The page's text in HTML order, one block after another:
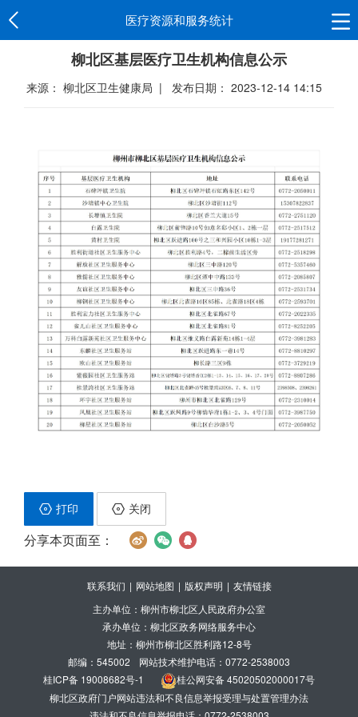
医疗资源和服务统计
柳北区基层医疗卫生机构信息公示
来源： 柳北区卫生健康局 | 发布日期： 2023-12-14 14:15
打印 关闭
分享本页面至：
联系我们 | 网站地图 | 版权声明 | 友情链接
主办单位：柳州市柳北区人民政府办公室
承办单位：柳北区政务网络服务中心
地址：柳州市柳北区胜利路12-8号
邮编：545002
网站技术维护电话：0772-2538003
桂ICP备 19008682号-1
桂公网安备 45020502000017号
柳北区政府门户网站违法和不良信息举报受理与处置管理办法